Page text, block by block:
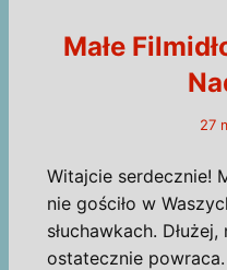
Małe
27
Witajcie serdecznie!
nie gościło w
słuchawkach.
ostatecznie